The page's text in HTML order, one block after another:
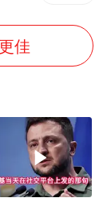
180颗铁钉
准中国记者
全球最大级别运输船通过长江大桥
佳